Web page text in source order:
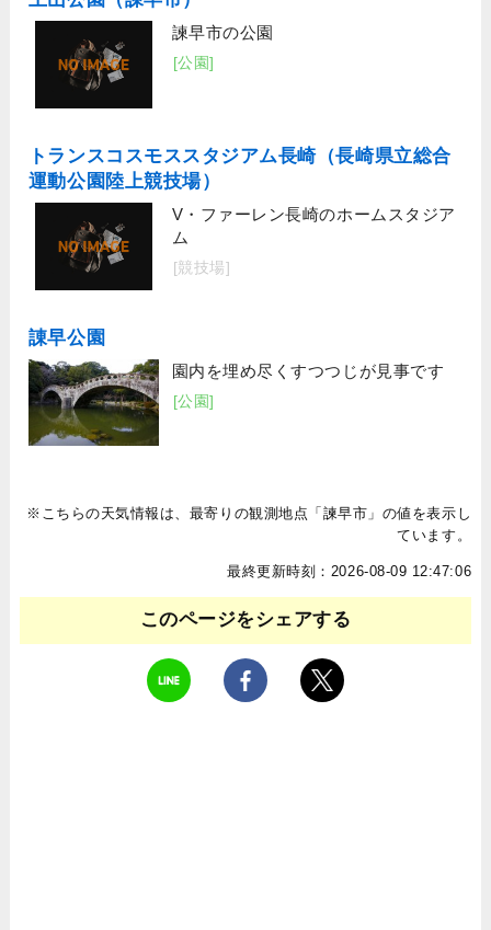
諫早市の公園
[公園]
トランスコスモススタジアム長崎（長崎県立総合
運動公園陸上競技場）
V・ファーレン長崎のホームスタジア
ム
[競技場]
諌早公園
園内を埋め尽くすつつじが見事です
[公園]
※こちらの天気情報は、最寄りの観測地点「諫早市」の値を表示し
ています。
最終更新時刻：2026-08-09 12:47:06
このページをシェアする